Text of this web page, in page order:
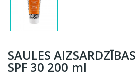
SAULES AIZSARDZĪBAS
SPF 30 200 ml